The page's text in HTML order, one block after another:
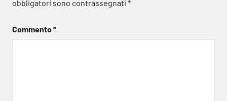
obbligatori sono contrassegnati *
Commento*